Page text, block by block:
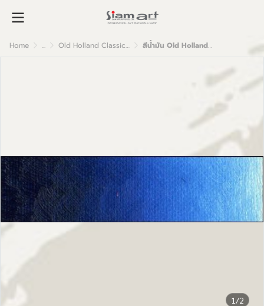
Home ... Old Holland Classic Oil Colour สีน้ำมัน Old Holland เกรดอาร์ตติส B35 Schevenningen Blue
1/2